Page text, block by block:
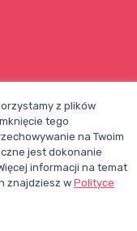
© 1998–2026
z plików
tego
na Twoim
jest dokonanie
informacji na temat
znajdziesz w Polityce